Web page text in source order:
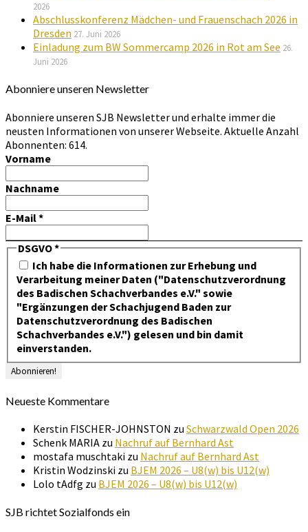
2026
Abschlusskonferenz Mädchen- und Frauenschach 2026 in
Dresden 27. Juni 2026
Einladung zum BW Sommercamp 2026 in Rot am See 26.
Juni 2026
Abonniere unseren Newsletter
Abonniere unseren SJB Newsletter und erhalte immer die
neusten Informationen von unserer Webseite. Aktuelle Anzahl
Abonnenten: 614.
Vorname
Nachname
E-Mail*
DSGVO*
Ich habe die Informationen zur Erhebung und
Verarbeitung meiner Daten ("Datenschutzverordnung
des Badischen Schachverbandes e.V." sowie
"Ergänzungen der Schachjugend Baden zur
Datenschutzverordnung des Badischen
Schachverbandes e.V.") gelesen und bin damit
einverstanden.
Neueste Kommentare
Kerstin FISCHER-JOHNSTON zu Schwarzwald Open 2026
Schenk MARIA zu Nachruf auf Bernhard Ast
mostafa muschtaki zu Nachruf auf Bernhard Ast
Kristin Wodzinski zu BJEM 2026 – U8(w) bis U12(w)
Lolo tAdfg zu BJEM 2026 – U8(w) bis U12(w)
SJB richtet Sozialfonds ein